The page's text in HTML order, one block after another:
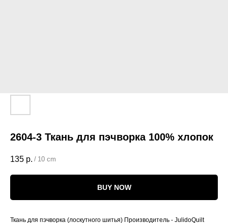
2604-3 Ткань для пэчворка 100% хлопок
135 р. / 10 cm
BUY NOW
Ткань для пэчворка (лоскутного шитья) Производитель - JulidoQuilt